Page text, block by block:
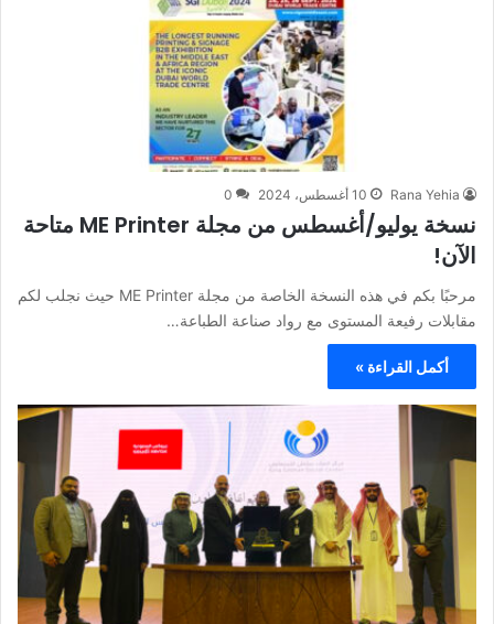
Rana Yehia 10 أغسطس، 2024 0
نسخة يوليو/أغسطس من مجلة ME Printer متاحة
الآن!
مرحبًا بكم في هذه النسخة الخاصة من مجلة ME Printer حيث نجلب لكم
مقابلات رفيعة المستوى مع رواد صناعة الطباعة…
أكمل القراءة »